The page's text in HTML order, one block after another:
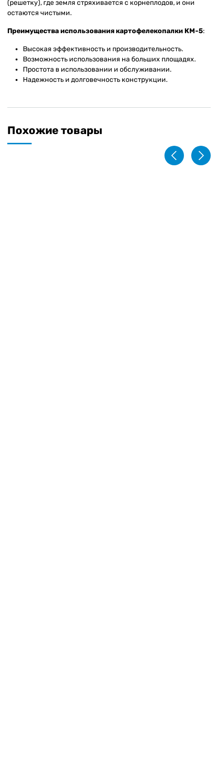
(решетку), где земля стряхивается с корнеплодов, и они
остаются чистыми.
Преимущества использования картофелекопалки КМ-5:
Высокая эффективность и производительность.
Возможность использования на больших площадях.
Простота в использовании и обслуживании.
Надежность и долговечность конструкции.
Похожие товары